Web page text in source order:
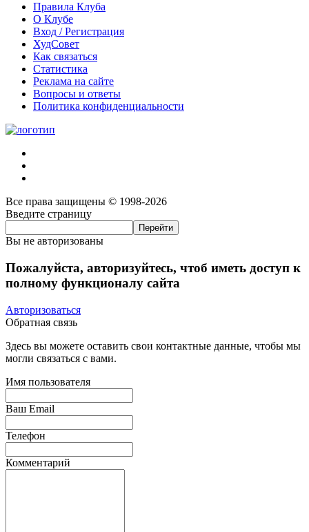
Правила Клуба
О Клубе
Вход / Регистрация
ХудСовет
Как связаться
Статистика
Реклама на сайте
Вопросы и ответы
Политика конфиденциальности
Все права защищены © 1998-2026
Введите страницу
Вы не авторизованы
Пожалуйста, авторизуйтесь, чтоб иметь доступ к
полному функционалу сайта
Авторизоваться
Обратная связь
Здесь вы можете оставить свои контактные данные, чтобы мы
могли связаться с вами.
Имя пользователя
Ваш Email
Телефон
Комментарий